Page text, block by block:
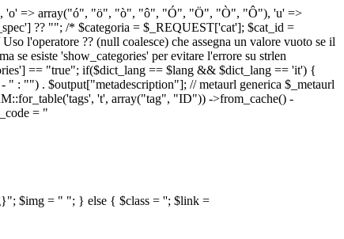
=> array("ó", "ö", "ò", "ô", "Ó", "Ö", "Ò", "Ô"), 'u' =>
?? ""; /* $categoria = $_REQUEST['cat']; $cat_id =
l'operatore ?? (null coalesce) che assegna un valore vuoto se il
esiste 'show_categories' per evitare l'errore su strlen
== "true"; if($dict_lang == $lang && $dict_lang == 'it') {
" : "") . $output["metadescription"]; // metaurl generica $_metaurl
't', array("tag", "ID")) ->from_cache() -
= "
$img = " "; } else { $class = ''; $link =